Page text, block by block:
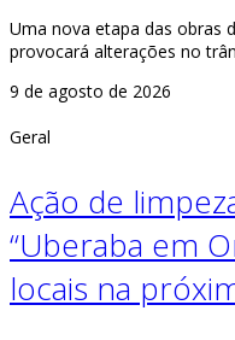
Uma nova etapa das obras
provocará alterações no
9 de agosto de 2026
Geral
Ação de
“Uberaba em
locais na